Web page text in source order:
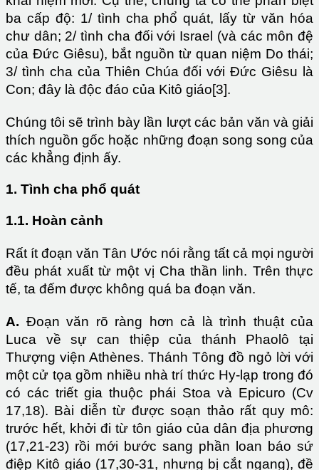
ba cấp độ: 1/ tình cha phổ quát, lấy từ văn hóa
chư dân; 2/ tình cha đối với Israel (và các môn đệ
của Đức Giêsu), bắt nguồn từ quan niệm Do thái;
3/ tình cha của Thiên Chúa đối với Đức Giêsu là
Con; đây là độc đáo của Kitô giáo[3].
Chúng tôi sẽ trình bày lần lượt các bản văn và giải
thích nguồn gốc hoặc những đoạn song song của
các khẳng định ấy.
1. Tình cha phổ quát
1.1. Hoàn cảnh
Rất ít đoạn văn Tân Ước nói rằng tất cả mọi người
đều phát xuất từ một vị Cha thần linh. Trên thực
tế, ta đếm được không quá ba đoạn văn.
A. Đoạn văn rõ ràng hơn cả là trình thuật của
Luca về sự can thiệp của thánh Phaolô tại
Thượng viện Athènes. Thánh Tông đồ ngỏ lời với
một cử tọa gồm nhiều nhà trí thức Hy-lạp trong đó
có các triết gia thuộc phái Stoa và Epicuro (Cv
17,18). Bài diễn từ được soạn thảo rất quy mô:
trước hết, khởi đi từ tôn giáo của dân địa phương
(17,21-23) rồi mới bước sang phần loan báo sứ
điệp Kitô giáo (17,30-31, nhưng bị cắt ngang), đề